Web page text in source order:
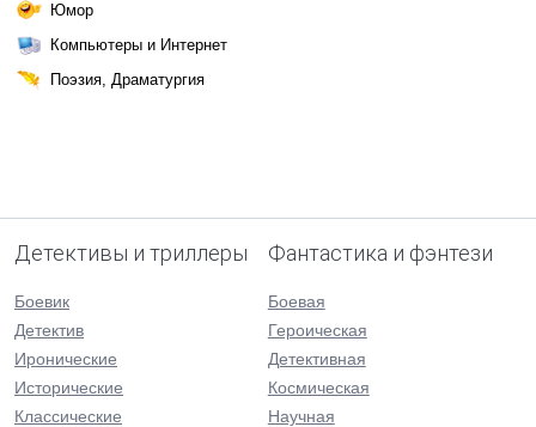
Юмор
Компьютеры и Интернет
Поэзия, Драматургия
Детективы и триллеры
Боевик
Детектив
Иронические
Исторические
Классические
Фантастика и фэнтези
Боевая
Героическая
Детективная
Космическая
Научная